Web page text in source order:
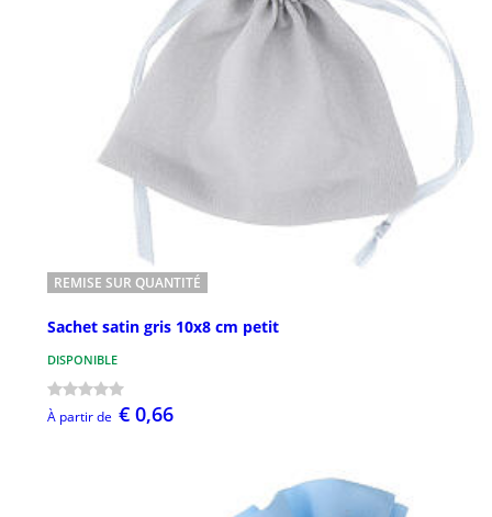
REMISE SUR QUANTITÉ
Sachet satin gris 10x8 cm petit
DISPONIBLE
À partir de € 0,66